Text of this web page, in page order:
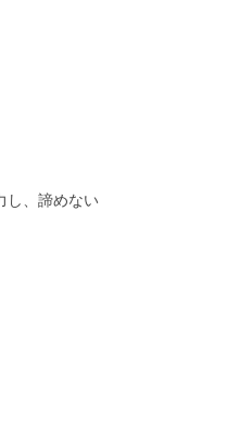
し、諦めない